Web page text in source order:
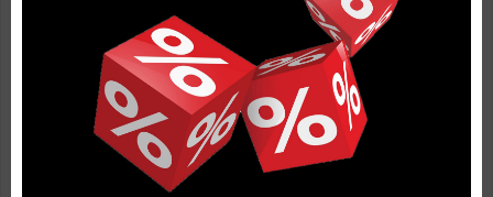
Цена в салоне может быть отличной от указанной
Представленные на фотографиях цвета товара
могут не совпадают с реальными, а лишь дают
общее представление об оттенках цвета и
вариантах предлагаемых текстур.